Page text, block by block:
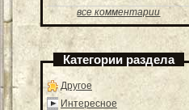
все комментарии
Категории раздела
Другое
Интересное